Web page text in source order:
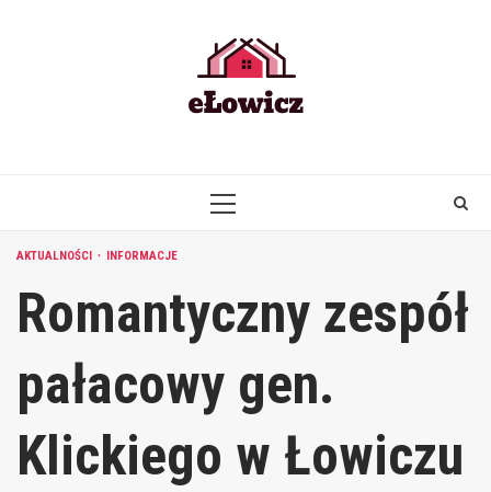
PRIMARY
AKTUALNOŚCI INFORMACJE
Romantyczny zespół
pałacowy gen.
Klickiego w Łowiczu